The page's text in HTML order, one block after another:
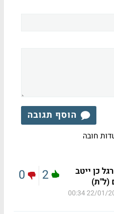
הוסף תגובה
חובה
כן ייטב
(ל"ת)
22/01/2015
2
0